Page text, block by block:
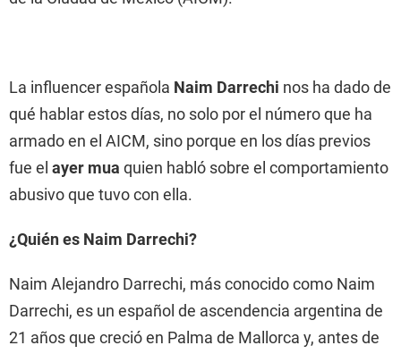
La influencer española Naim Darrechi nos ha dado de
qué hablar estos días, no solo por el número que ha
armado en el AICM, sino porque en los días previos
fue el ayer mua quien habló sobre el comportamiento
abusivo que tuvo con ella.
¿Quién es Naim Darrechi?
Naim Alejandro Darrechi, más conocido como Naim
Darrechi, es un español de ascendencia argentina de
21 años que creció en Palma de Mallorca y, antes de